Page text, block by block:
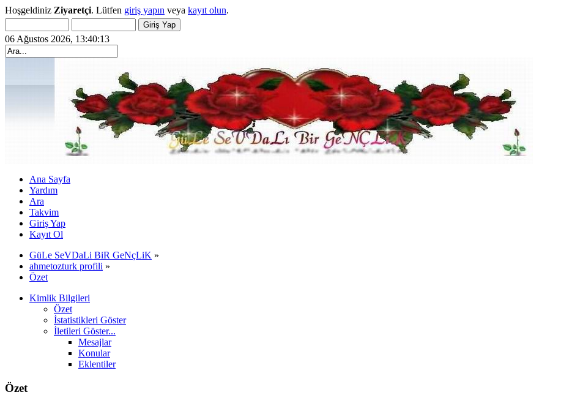
Hoşgeldiniz Ziyaretçi. Lütfen giriş yapın veya kayıt olun.
06 Ağustos 2026, 13:40:13
Ana Sayfa
Yardım
Ara
Takvim
Giriş Yap
Kayıt Ol
GüLe SeVDaLi BiR GeNçLiK »
ahmetozturk profili »
Özet
Kimlik Bilgileri
Özet
İstatistikleri Göster
İletileri Göster...
Mesajlar
Konular
Eklentiler
Özet